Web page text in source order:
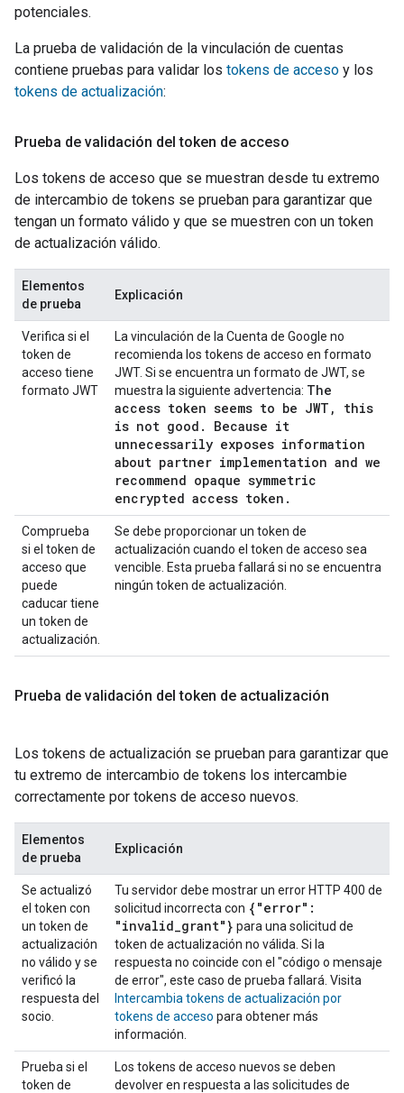
potenciales.
La prueba de validación de la vinculación de cuentas
contiene pruebas para validar los tokens de acceso y los
tokens de actualización:
Prueba de validación del token de acceso
Los tokens de acceso que se muestran desde tu extremo
de intercambio de tokens se prueban para garantizar que
tengan un formato válido y que se muestren con un token
de actualización válido.
Elementos
de prueba
Explicación
Verifica si el
token de
acceso tiene
formato JWT
La vinculación de la Cuenta de Google no
recomienda los tokens de acceso en formato
JWT. Si se encuentra un formato de JWT, se
muestra la siguiente advertencia: The
access token seems to be JWT ,
this
is not good .
Because it
unnecessarily exposes information
about partner implementation and we
recommend opaque symmetric
encrypted access token .
Comprueba
si el token de
acceso que
puede
caducar tiene
un token de
actualización.
Se debe proporcionar un token de
actualización cuando el token de acceso sea
vencible. Esta prueba fallará si no se encuentra
ningún token de actualización.
Prueba de validación del token de actualización
Los tokens de actualización se prueban para garantizar que
tu extremo de intercambio de tokens los intercambie
correctamente por tokens de acceso nuevos.
Elementos
de prueba
Explicación
Se actualizó
el token con
un token de
actualización
no válido y se
verificó la
respuesta del
socio.
Tu servidor debe mostrar un error HTTP 400 de
solicitud incorrecta con {"error":
"invalid_grant"} para una solicitud de
token de actualización no válida. Si la
respuesta no coincide con el "código o mensaje
de error", este caso de prueba fallará. Visita
Intercambia tokens de actualización por
tokens de acceso para obtener más
información.
Prueba si el
token de
Los tokens de acceso nuevos se deben
devolver en respuesta a las solicitudes de